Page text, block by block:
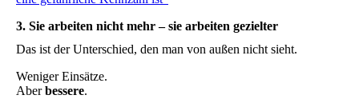
3. Sie arbeiten nicht mehr – sie arbeiten gezielter
Das ist der Unterschied, den man von außen nicht sieht.
Weniger Einsätze.
Aberbessere.